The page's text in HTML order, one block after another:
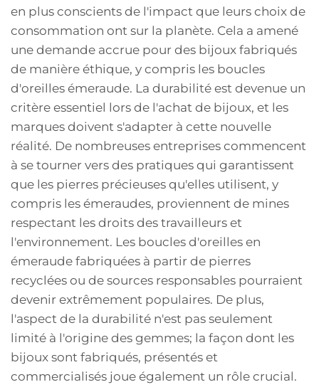
en plus conscients de l'impact que leurs choix de
consommation ont sur la planète. Cela a amené
une demande accrue pour des bijoux fabriqués
de manière éthique, y compris les boucles
d'oreilles émeraude. La durabilité est devenue un
critère essentiel lors de l'achat de bijoux, et les
marques doivent s'adapter à cette nouvelle
réalité. De nombreuses entreprises commencent
à se tourner vers des pratiques qui garantissent
que les pierres précieuses qu'elles utilisent, y
compris les émeraudes, proviennent de mines
respectant les droits des travailleurs et
l'environnement. Les boucles d'oreilles en
émeraude fabriquées à partir de pierres
recyclées ou de sources responsables pourraient
devenir extrêmement populaires. De plus,
l'aspect de la durabilité n'est pas seulement
limité à l'origine des gemmes; la façon dont les
bijoux sont fabriqués, présentés et
commercialisés joue également un rôle crucial.